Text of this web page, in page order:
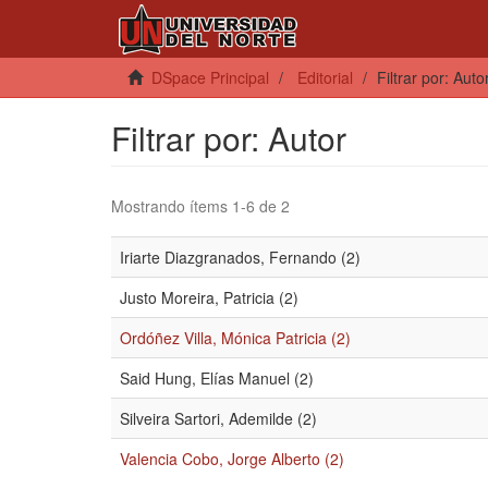
DSpace Principal Editorial Filtrar por:
Filtrar por: Autor
Mostrando ítems 1-6 de 2
Iriarte Diazgranados, Fernando (2)
Justo Moreira, Patricia (2)
Ordóñez Villa, Mónica Patricia (2)
Said Hung, Elías Manuel (2)
Silveira Sartori, Ademilde (2)
Valencia Cobo, Jorge Alberto (2)